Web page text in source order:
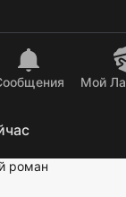
Mой
роман